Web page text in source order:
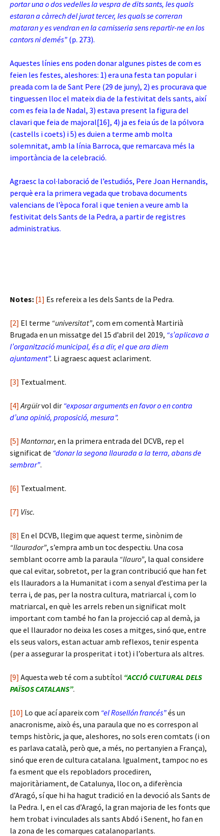
portar una o dos vedelles la vespra de dits sants, les quals
estaran a càrrech del jurat tercer, les quals se correran
mataran y es vendran en la carnisseria sens repartir-ne en los
cantors ni demés” (p. 273).
Aquestes línies ens poden donar algunes pistes de com es
feien les festes, aleshores: 1) era una festa tan popular i
preada com la de Sant Pere (29 de juny), 2) es procurava que
tinguessen lloc el mateix dia de la festivitat dels sants, així
com es feia la de Nadal, 3) estava present la figura del
clavari que feia de majoral[16], 4) ja es feia ús de la pólvora
(castells i coets) i 5) es duien a terme amb molta
solemnitat, amb la línia Barroca, que remarcava més la
importància de la celebració.
Agraesc la col·laboració de l’estudiós, Pere Joan Hernandis,
perquè era la primera vegada que trobava documents
valencians de l’època foral i que tenien a veure amb la
festivitat dels Sants de la Pedra, a partir de registres
administratius.
Notes: [1] Es refereix a les dels Sants de la Pedra.
[2] El terme “universitat”, com em comentà Martirià
Brugada en un missatge del 15 d’abril del 2019, “s’aplicava a
l’organització municipal, és a dir, el que ara diem
ajuntament”. Li agraesc aquest aclariment.
[3] Textualment.
[4] Argüirvol dir “exposar arguments en favor o en contra
d’una opinió, proposició, mesura”.
[5] Mantornar, en la primera entrada del DCVB, rep el
significat de “donar la segona llaurada a la terra, abans de
sembrar”.
[6] Textualment.
[7] Visc.
[8] En el DCVB, llegim que aquest terme, sinònim de
“llaurador”, s’empra amb un toc despectiu. Una cosa
semblant ocorre amb la paraula “llauro”, la qual considere
que cal evitar, sobretot, per la gran contribució que han fet
els llauradors a la Humanitat i com a senyal d’estima per la
terra i, de pas, per la nostra cultura, matriarcal i, com lo
matriarcal, en què les arrels reben un significat molt
important com també ho fan la projecció cap al demà, ja
que el llaurador no deixa les coses a mitges, sinó que, entre
els seus valors, estan actuar amb reflexos, tenir espenta
(per a assegurar la prosperitat i tot) i l’obertura als altres.
[9] Aquesta web té com a subtítol “ACCIÓ CULTURAL DELS
PAÏSOS CATALANS”.
[10] Lo que ací apareix com “el Rosellón francés”és un
anacronisme, això és, una paraula que no es correspon al
temps històric, ja que, aleshores, no sols eren comtats (i on
es parlava català, però que, a més, no pertanyien a França),
sinó que eren de cultura catalana. Igualment, tampoc no es
fa esment que els repobladors procediren,
majoritàriament, de Catalunya, lloc on, a diferència
d’Aragó, sí que hi ha hagut tradició en la devoció als Sants de
la Pedra. I, en el cas d’Aragó, la gran majoria de les fonts que
hem trobat i vinculades als sants Abdó i Senent, ho fan en
la zona de les comarques catalanoparlants.